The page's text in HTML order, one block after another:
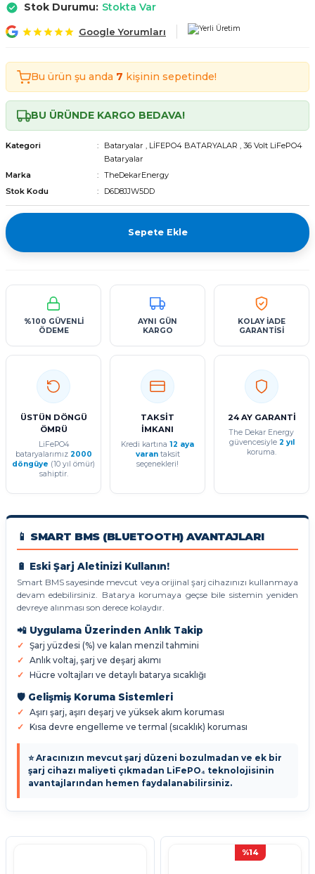
Moped Bataryası
Moped Bataryası
Moped Bataryası
Bataryaları
Stok Durumu: Stokta Var
Google Yorumları
Bu ürün şu anda 7 kişinin sepetinde!
BU ÜRÜNDE KARGO BEDAVA!
Kategori Bataryalar , LİFEPO4 BATARYALAR , 36 Volt LiFePO4
Bataryalar
Marka
TheDekarEnergy
Stok Kodu
D6D8JJW5DD
Sepete Ekle
%100 GÜVENLİ
ÖDEME
AYNI GÜN
KARGO
KOLAY İADE
GARANTİSİ
ÜSTÜN DÖNGÜ
ÖMRÜ
LiFePO4
bataryalarımız 2000
döngüye (10 yıl ömür)
sahiptir.
TAKSİT
İMKANI
Kredi kartına 12 aya
varantaksit
seçenekleri!
24 AY GARANTİ
The Dekar Energy
güvencesiyle 2 yıl
koruma.
📱 SMART BMS (BLUETOOTH) AVANTAJLARI
🔋 Eski Şarj Aletinizi Kullanın!
Smart BMS sayesinde mevcut veya orijinal şarj cihazınızı kullanmaya
devam edebilirsiniz. Batarya korumaya geçse bile sistemin yeniden
devreye alınması son derece kolaydır.
📲 Uygulama Üzerinden Anlık Takip
Şarj yüzdesi (%) ve kalan menzil tahmini
Anlık voltaj, şarj ve deşarj akımı
Hücre voltajları ve detaylı batarya sıcaklığı
🛡️ Gelişmiş Koruma Sistemleri
Aşırı şarj, aşırı deşarj ve yüksek akım koruması
Kısa devre engelleme ve termal (sıcaklık) koruması
⭐ Aracınızın mevcut şarj düzeni bozulmadan ve ek bir
şarj cihazı maliyeti çıkmadan LiFePO₄ teknolojisinin
avantajlarından hemen faydalanabilirsiniz.
%14
Moped Bataryası
Moped Bataryası
Moped Bataryası
Bataryaları